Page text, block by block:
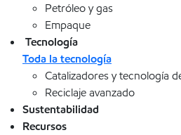
Petróleo y gas
Empaque
Tecnología
Toda la tecnología
Catalizadores y tecnología
Reciclaje avanzado
Sustentabilidad
Recursos